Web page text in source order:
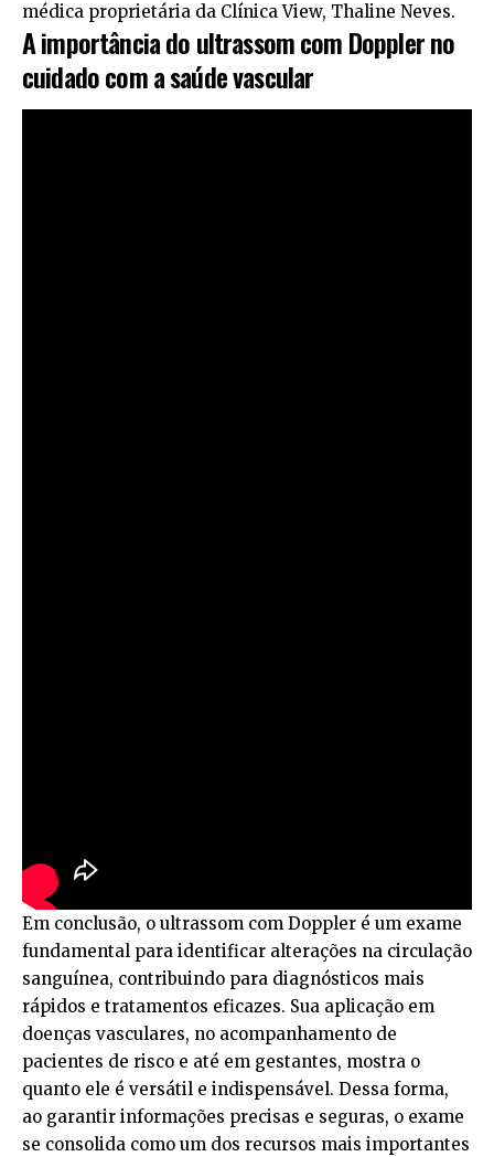
médica proprietária da Clínica View, Thaline Neves.
A importância do ultrassom com Doppler no
cuidado com a saúde vascular
Em conclusão, o ultrassom com Doppler é um exame
fundamental para identificar alterações na circulação
sanguínea, contribuindo para diagnósticos mais
rápidos e tratamentos eficazes. Sua aplicação em
doenças vasculares, no acompanhamento de
pacientes de risco e até em gestantes, mostra o
quanto ele é versátil e indispensável. Dessa forma,
ao garantir informações precisas e seguras, o exame
se consolida como um dos recursos mais importantes